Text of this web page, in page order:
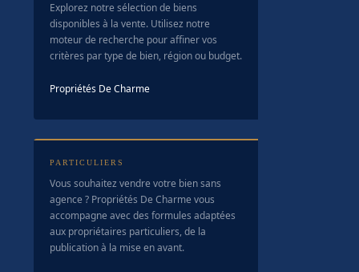
Explorez notre sélection de biens
disponibles à la vente. Utilisez notre
moteur de recherche pour affiner vos
critères par type de bien, région ou budget.
Propriétés De Charme
PARTICULIERS
Vous souhaitez vendre votre bien sans
agence ? Propriétés De Charme vous
accompagne avec des formules adaptées
aux propriétaires particuliers, de la
publication à la mise en avant.